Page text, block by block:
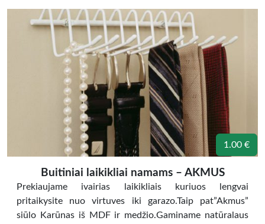
1.00 €
Buitiniai laikikliai namams – AKMUS
Prekiaujame ivairias laikikliais kuriuos lengvai
pritaikysite nuo virtuves iki garazo.Taip pat”Akmus”
siūlo Karūnas iš MDF ir medžio.Gaminame natūralaus